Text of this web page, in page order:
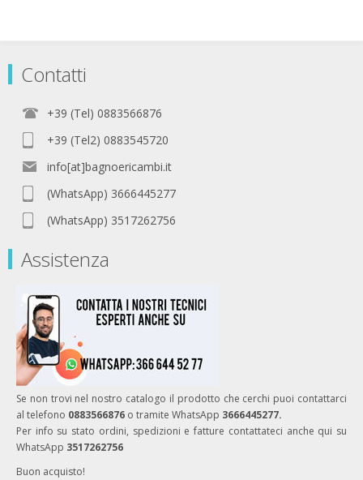
Contatti
+39 (Tel) 0883566876
+39 (Tel2) 0883545720
info[at]bagnoericambi.it
(WhatsApp) 3666445277
(WhatsApp) 3517262756
Assistenza
Se non trovi nel nostro catalogo il prodotto che cerchi puoi contattarci
al telefono 0883566876 o tramite WhatsApp 3666445277.
Per info su stato ordini, spedizioni e fatture contattateci anche qui su
WhatsApp 3517262756
Buon acquisto!